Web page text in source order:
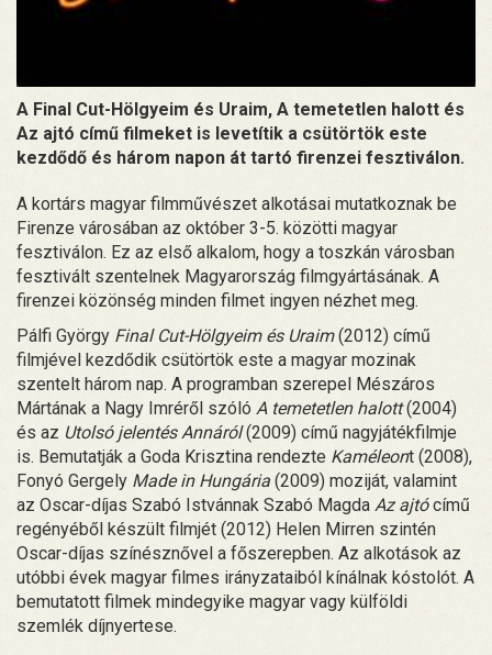
A Final Cut-Hölgyeim és Uraim, A temetetlen halott és
Az ajtó című filmeket is levetítik a csütörtök este
kezdődő és három napon át tartó firenzei fesztiválon.
A kortárs magyar filmművészet alkotásai mutatkoznak be
Firenze városában az október 3-5. közötti magyar
fesztiválon. Ez az első alkalom, hogy a toszkán városban
fesztivált szentelnek Magyarország filmgyártásának. A
firenzei közönség minden filmet ingyen nézhet meg.
Pálfi György Final Cut-Hölgyeim és Uraim(2012) című
filmjével kezdődik csütörtök este a magyar mozinak
szentelt három nap. A programban szerepel Mészáros
Mártának a Nagy Imréről szóló A temetetlen halott(2004)
és az Utolsó jelentés Annáról(2009) című nagyjátékfilmje
is. Bemutatják a Goda Krisztina rendezte Kaméleont (2008),
Fonyó Gergely Made in Hungária (2009) moziját, valamint
az Oscar-díjas Szabó Istvánnak Szabó Magda Az ajtócímű
regényéből készült filmjét (2012) Helen Mirren szintén
Oscar-díjas színésznővel a főszerepben. Az alkotások az
utóbbi évek magyar filmes irányzataiból kínálnak kóstolót. A
bemutatott filmek mindegyike magyar vagy külföldi
szemlék díjnyertese.